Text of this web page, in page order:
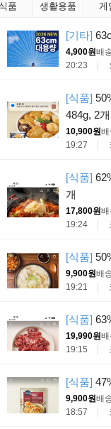
품 생활용품 게
[기타]
4,900원배
20:23
[식품]
484g, 2개
10,900원배
19:27
[식품]
개
17,800원배
19:24
[식품]
9,900원배
19:21
[식품]
19,990원배
19:15
[식품]
9,900원배
18:57